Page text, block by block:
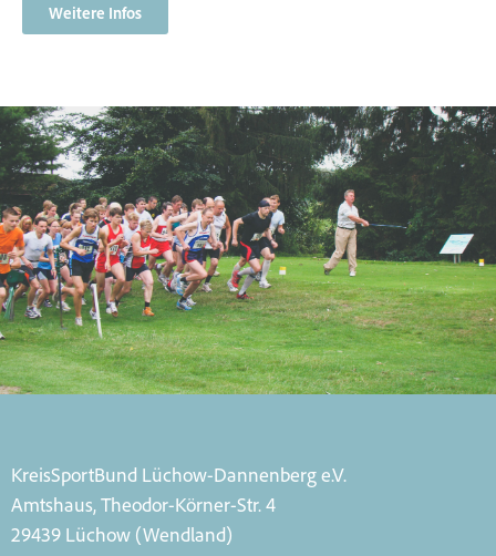
Weitere Infos
KreisSportBund Lüchow-Dannenberg e.V.
Amtshaus, Theodor-Körner-Str. 4
29439 Lüchow (Wendland)